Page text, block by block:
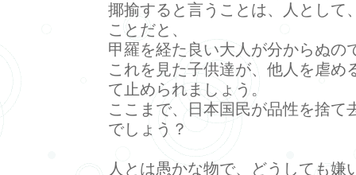
揶揄すると言うことは、人として
ことだと、
甲羅を経た良い大人が分からぬの
これを見た子供達が、他人を虐め
て止められましょう。
ここまで、日本国民が品性を捨て
でしょう？
人とは愚かな物で、どうしても嫌